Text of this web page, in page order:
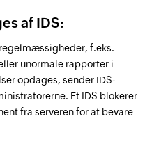
af IDS:
f.eks.
unormale rapporter i
opdages, sender IDS-
Et IDS blokerer
fra serveren for at bevare